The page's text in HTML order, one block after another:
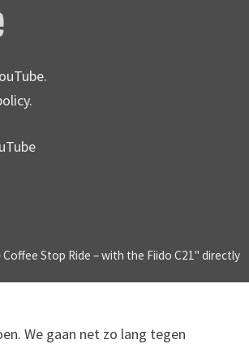
.
Coffee Stop Ride – with the Fiido C21" directly
We gaan net zo lang tegen